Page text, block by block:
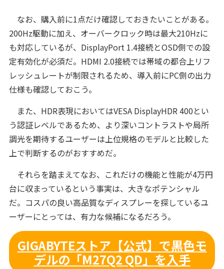
なお、購入前に1点だけ確認しておきたいことがある。
200Hz駆動に加え、オーバークロック時は最大210Hzに
も対応しているが、DisplayPort 1.4接続とOSD側での設
定有効化が必須だ。HDMI 2.0接続では帯域の都合上リフ
レッシュレートが制限されるため、導入前にPC側の出力
仕様も確認しておこう。
また、HDR表現においてはVESA DisplayHDR 400とい
う認証レベルであるため、より深いコントラストや局所
調光を期待するユーザーは上位規格のモデルと比較した
上で判断するのがおすすめだ。
それらを踏まえてなお、これだけの機能と性能が4万円
台に収まっているという事実は、大きなポテンシャル
だ。コスパの良い高品質なディスプレーを探しているユ
ーザーにとっては、有力な候補になるだろう。
GIGABYTEストア【公式】で黒色モ
デルの「M27Q2 QD」を入手